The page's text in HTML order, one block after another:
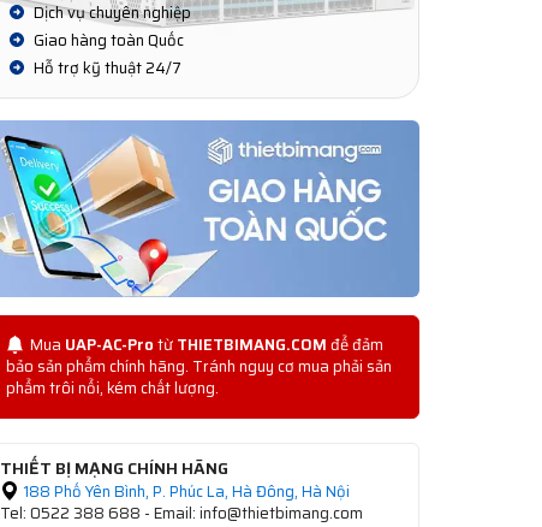
Dịch vụ chuyên nghiệp
Giao hàng toàn Quốc
Hỗ trợ kỹ thuật 24/7
Mua UAP-AC-ProtừTHIETBIMANG.COMđể đảm
bảo sản phẩm chính hãng. Tránh nguy cơ mua phải sản
phẩm trôi nổi, kém chất lượng.
THIẾT BỊ MẠNG CHÍNH HÃNG
188 Phố Yên Bình, P. Phúc La, Hà Đông, Hà Nội
Tel: 0522 388 688 - Email: info@thietbimang.com